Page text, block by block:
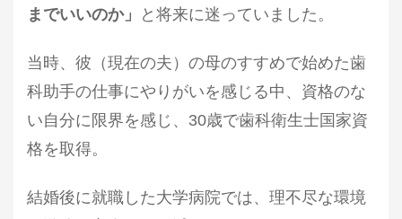
までいいのか」
と将来に迷っていました。
当時、 彼（現在の夫）の母のすすめで始めた歯
科助手の仕事にやりがいを感じる中、資格のな
い自分に限界を感じ、30歳で歯科衛生士国家資
格を取得。
結婚後に就職した大学病院では、理不尽な環境